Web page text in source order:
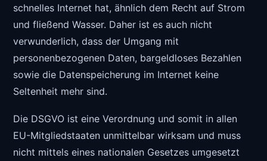
schnelles Internet hat, ähnlich dem Recht auf Strom
und fließend Wasser. Daher ist es auch nicht
verwunderlich, dass der Umgang mit
personenbezogenen Daten, bargeldloses Bezahlen
sowie die Datenspeicherung im Internet keine
Seltenheit mehr sind.
Die DSGVO ist eine Verordnung und somit in allen
EU-Mitgliedstaaten unmittelbar wirksam und muss
nicht mittels eines nationalen Gesetzes umgesetzt